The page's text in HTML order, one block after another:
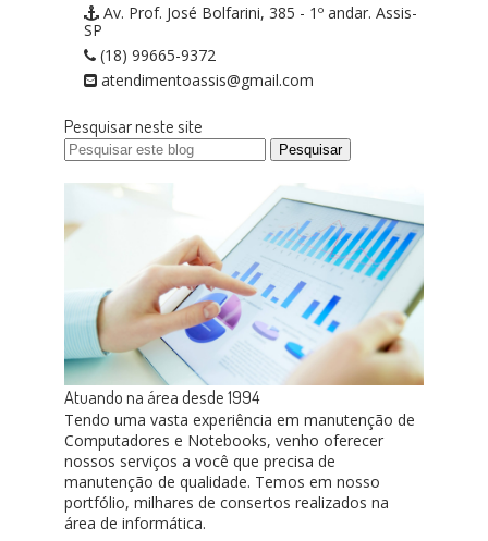
Av. Prof. José Bolfarini, 385 - 1º andar. Assis-
SP
(18) 99665-9372
atendimentoassis@gmail.com
Pesquisar neste site
Atuando na área desde 1994
Tendo uma vasta experiência em manutenção de
Computadores e Notebooks, venho oferecer
nossos serviços a você que precisa de
manutenção de qualidade. Temos em nosso
portfólio, milhares de consertos realizados na
área de informática.